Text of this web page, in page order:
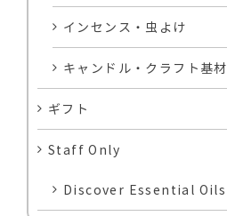
インセンス・虫よけ
キャンドル・クラフト基材
ギフト
Staff Only
Discover Essential Oils